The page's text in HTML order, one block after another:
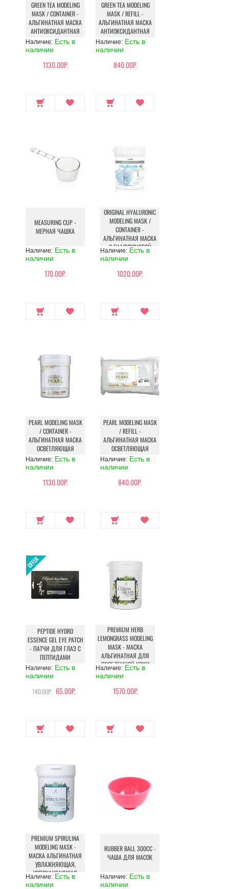
GREEN TEA MODELING
MASK / CONTAINER -
АЛЬГИНАТНАЯ МАСКА
АНТИОКСИДАНТНАЯ
Наличие: Есть в
наличии
1130.00Р.
GREEN TEA MODELING
MASK / REFILL -
АЛЬГИНАТНАЯ МАСКА
АНТИОКСИДАНТНАЯ
Наличие: Есть в
наличии
840.00Р.
MEASURING CUP -
МЕРНАЯ ЧАШКА
Наличие: Есть в
наличии
170.00Р.
ORIGINAL HYALURONIC
MODELING MASK /
CONTAINER -
АЛЬГИНАТНАЯ МАСКА
С ГИАЛУРОНОВОЙ
КИСЛОТОЙ
Наличие: Есть в
наличии
1020.00Р.
PEARL MODELING MASK
/ CONTAINER -
АЛЬГИНАТНАЯ МАСКА
ОСВЕТЛЯЮЩАЯ
Наличие: Есть в
наличии
1130.00Р.
PEARL MODELING MASK
/ REFILL -
АЛЬГИНАТНАЯ МАСКА
ОСВЕТЛЯЮЩАЯ
Наличие: Есть в
наличии
840.00Р.
PEPTIDE HYDRO
ESSENCE GEL EYE PATCH
- ПАТЧИ ДЛЯ ГЛАЗ С
ПЕПТИДАМИ
Наличие: Есть в
наличии
140.00Р. 65.00Р.
PREMIUM HERB
LEMONGRASS MODELING
MASK - МАСКА
АЛЬГИНАТНАЯ ДЛЯ
ПРОБЛЕМНОЙ КОЖИ
Наличие: Есть в
наличии
1570.00Р.
PREMIUM SPIRULINA
MODELING MASK -
МАСКА АЛЬГИНАТНАЯ
УВЛАЖНЯЮЩАЯ,
УСПОКАИВАЮЩАЯ
Наличие: Есть в
наличии
RUBBER BALL 300СС -
ЧАША ДЛЯ МАСОК
Наличие: Есть в
наличии